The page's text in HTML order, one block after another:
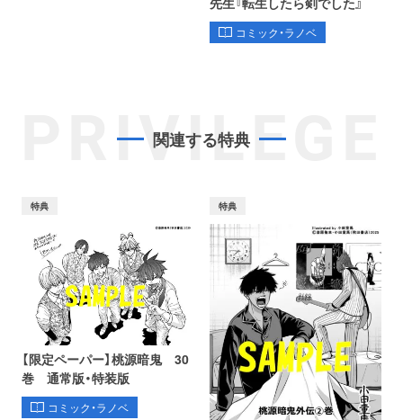
コミック・ラノベ
PRIVILEGE
関連する特典
特典
【限定ペーパー】桃源暗鬼 30
巻 通常版・特装版
コミック・ラノベ
特典